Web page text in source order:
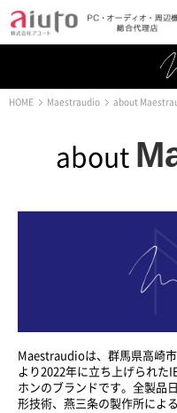
HOME Maestraudio about
about
Maestraudioは、群馬県高崎
より2022年に立ち上げられた
ホンのブランドです。全製品
形技術、燕三条の製作所によ